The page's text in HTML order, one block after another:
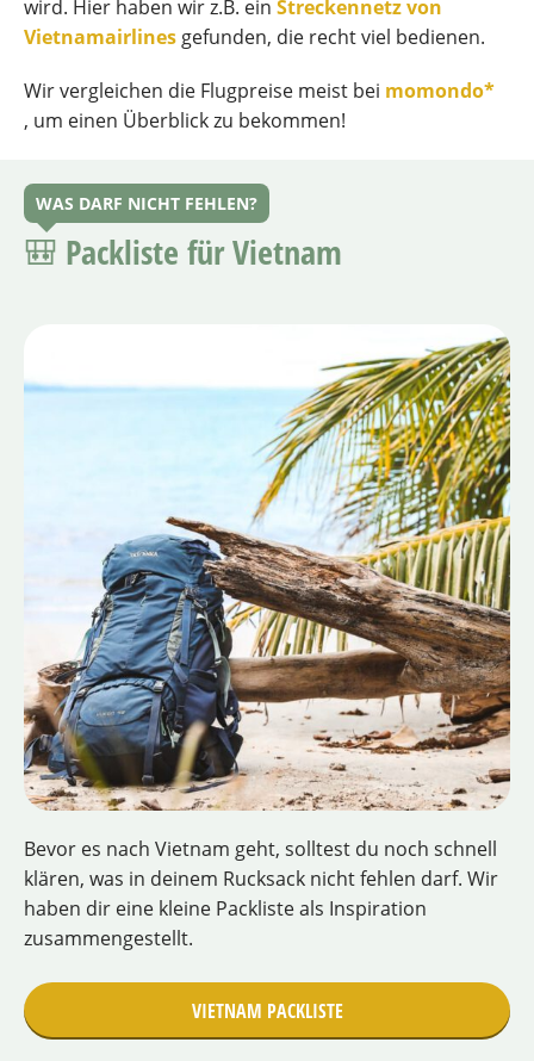
wird. Hier haben wir z.B. ein Streckennetz von
Vietnamairlinesgefunden, die recht viel bedienen.
Wir vergleichen die Flugpreise meist bei momondo*
, um einen Überblick zu bekommen!
WAS DARF NICHT FEHLEN?
🎒 Packliste für Vietnam
Bevor es nach Vietnam geht, solltest du noch schnell
klären, was in deinem Rucksack nicht fehlen darf. Wir
haben dir eine kleine Packliste als Inspiration
zusammengestellt.
VIETNAM PACKLISTE